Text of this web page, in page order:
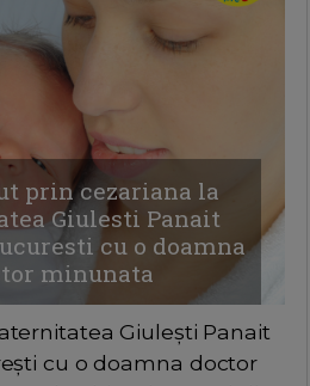
prin cezariana la
Giulesti Panait
cu o doamna
minunata
Giulești Panait
cu o doamna doctor